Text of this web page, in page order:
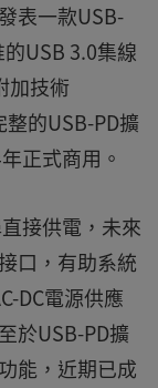
表一款USB-
USB 3.0集線
加技術
的USB-PD擴
正式商用。
接供電，未來
口，有助系統
DC電源供應
於USB-PD擴
能，近期已成